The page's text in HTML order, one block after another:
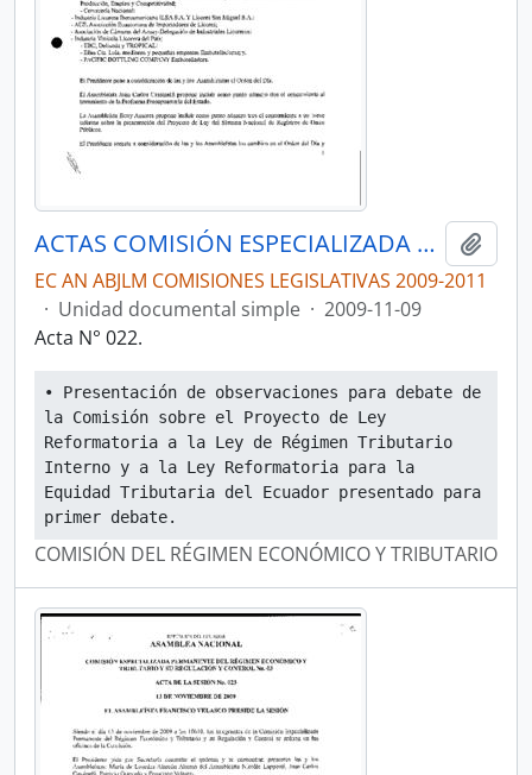
ACTAS COMISIÓN ESPECIALIZADA PERMANENTE DEL RÉGIMEN ECONÓMICO Y TRIBUTARIO Y SU REGULACIÓN Y CONTROL
EC AN ABJLM COMISIONES LEGISLATIVAS 2009-2011
· Unidad documental simple · 2009-11-09
Acta N° 022.
• Presentación de observaciones para debate de
la Comisión sobre el Proyecto de Ley
Reformatoria a la Ley de Régimen Tributario
Interno y a la Ley Reformatoria para la
Equidad Tributaria del Ecuador presentado para
primer debate.
COMISIÓN DEL RÉGIMEN ECONÓMICO Y TRIBUTARIO